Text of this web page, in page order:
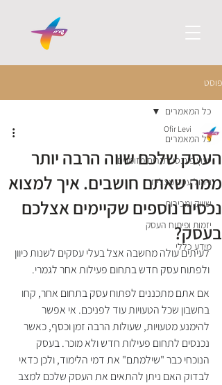
פוסט
כל המאמרים
ייעוץ פיננסי ותזרים מזומנים
ניהול עסק מצליח
שיווק ומכירות
יזמות ופיתוח העסק
מידע כללי
כל המאמרים
העסק שלכם שווה הרבה יותר
ממה שאתם חושבים. איך למצוא
נכסים נוספים שקיימים אצלכם
בעסק?
Ofir Levi
לעיתים עולה מחשבה אצל בעלי עסקים לשנות כיוון
ולפתוח עסק חדש בתחום פעילות אחר לגמרי.
אם אתם מתכננים לפתוח עסק בתחום אחר, קחו
בחשבון שכל הטעויות עוד לפניכם. אי אפשר
להימנע מטעויות, שעולות הרבה זמן וכסף, כאשר
נכנסים לתחום פעילות חדש ולא מוכר. בעסק
הנוכחי כבר "שילמתם" את דמי הלימוד, ולכן כדאי
לבדוק האם ניתן להתאים את העסק שלכם למצב